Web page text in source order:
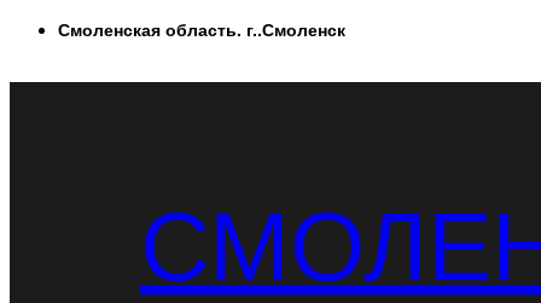
ПерейтиСмоленская область. г..Смоленск